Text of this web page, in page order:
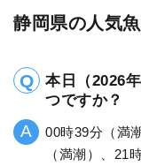
静岡県の人気
本日（2026
つですか？
00時39分（満
（満潮）、21